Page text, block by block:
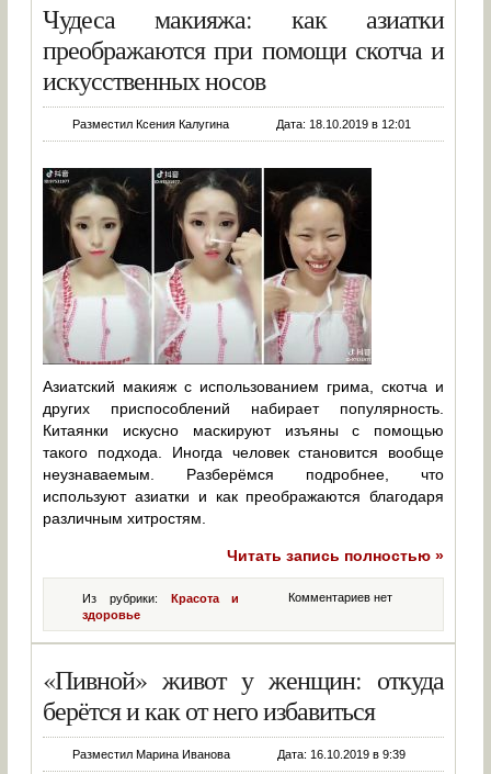
Чудеса макияжа: как азиатки
преображаются при помощи скотча и
искусственных носов
Разместил Ксения Калугина Дата: 18.10.2019 в 12:01
Азиатский макияж с использованием грима, скотча и
других приспособлений набирает популярность.
Китаянки искусно маскируют изъяны с помощью
такого подхода. Иногда человек становится вообще
неузнаваемым. Разберёмся подробнее, что
используют азиатки и как преображаются благодаря
различным хитростям.
Читать запись полностью »
Комментариев нет
Из рубрики: Красота и
здоровье
«Пивной» живот у женщин: откуда
берётся и как от него избавиться
Разместил Марина Иванова Дата: 16.10.2019 в 9:39